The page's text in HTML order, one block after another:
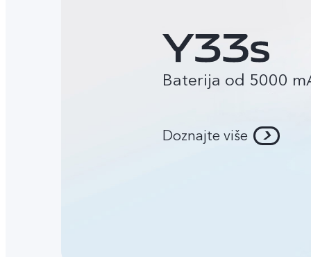
Baterija od 5000
Doznajte više